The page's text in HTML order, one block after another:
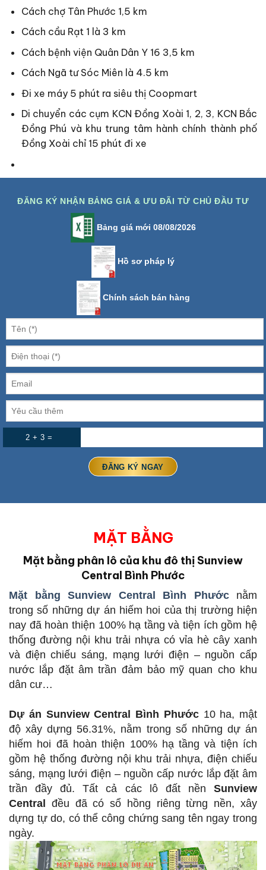
Cách chợ Tân Phước 1,5 km
Cách cầu Rạt 1 là 3 km
Cách bệnh viện Quân Dân Y 16 3,5 km
Cách Ngã tư Sóc Miên là 4.5 km
Đi xe máy 5 phút ra siêu thị Coopmart
Di chuyển các cụm KCN Đồng Xoài 1, 2, 3, KCN Bắc
Đồng Phú và khu trung tâm hành chính thành phố
Đồng Xoài chỉ 15 phút đi xe
ĐĂNG KÝ NHẬN BẢNG GIÁ & ƯU ĐÃI TỪ CHỦ ĐẦU TƯ
Bảng giá mới 08/08/2026
Hồ sơ pháp lý
Chính sách bán hàng
2 + 3 =
MẶT BẰNG
Mặt bằng phân lô của khu đô thị Sunview
Central Bình Phước
Mặt bằng Sunview Central Bình Phước
nằm
trong số những dự án hiếm hoi của thị trường hiện
nay đã hoàn thiện 100% hạ tầng và tiện ích gồm hệ
thống đường nội khu trải nhựa có vỉa hè cây xanh
và điện chiếu sáng, mạng lưới điện – nguồn cấp
nước lắp đặt âm trần đảm bảo mỹ quan cho khu
dân cư…
Dự án Sunview Central Bình Phước10 ha, mật
độ xây dựng 56.31%, nằm trong số những dự án
hiếm hoi đã hoàn thiện 100% hạ tầng và tiện ích
gồm hệ thống đường nội khu trải nhựa, điện chiếu
sáng, mạng lưới điện – nguồn cấp nước lắp đặt âm
trần đầy đủ. Tất cả các lô đất nền Sunview
Central đều đã có sổ hồng riêng từng nền, xây
dựng tự do, có thể công chứng sang tên ngay trong
ngày.